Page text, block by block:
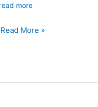
read more
Kostnadseffektiv
Read More »